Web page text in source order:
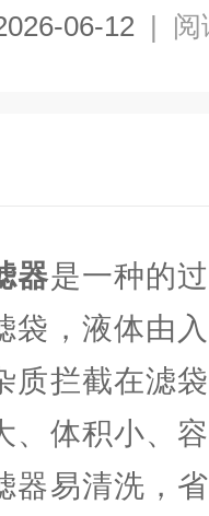
06-12 | 阅
器是一种的
袋，液体由
质拦截在滤
、体积小、
器易清洗，